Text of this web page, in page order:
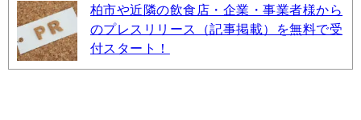
柏市や近隣の飲食店・企業・事業者様から
のプレスリリース（記事掲載）を無料で受
付スタート！